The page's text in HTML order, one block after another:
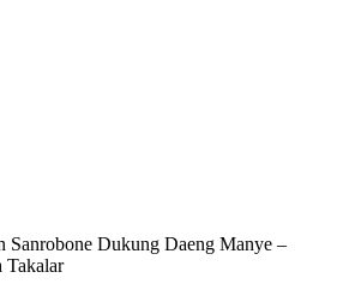
Sanrobone Dukung Daeng Manye –
Takalar